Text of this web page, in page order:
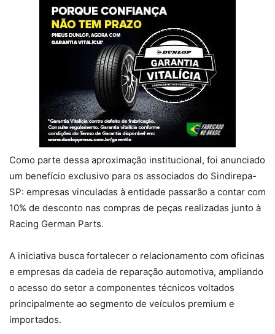
Como parte dessa aproximação institucional, foi anunciado
um benefício exclusivo para os associados do Sindirepa-
SP: empresas vinculadas à entidade passarão a contar com
10% de desconto nas compras de peças realizadas junto à
Racing German Parts.
A iniciativa busca fortalecer o relacionamento com oficinas
e empresas da cadeia de reparação automotiva, ampliando
o acesso do setor a componentes técnicos voltados
principalmente ao segmento de veículos premium e
importados.